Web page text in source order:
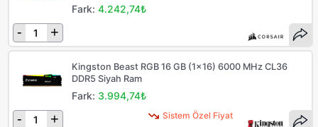
Fark:4.242,74₺
- +
Sistem Özel Fiyat
Kingston Beast RGB 16 GB (1x16) 6000 MHz CL36
DDR5 Siyah Ram
Fark: 3.994,74₺
- +